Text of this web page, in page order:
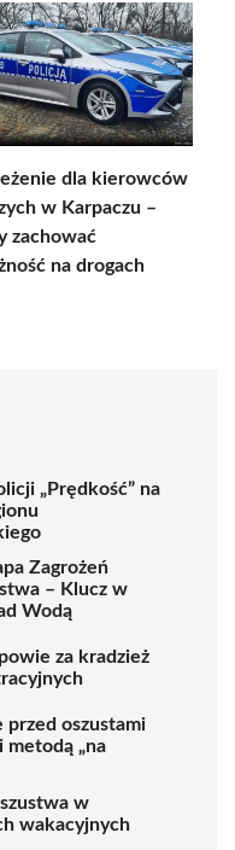
dla kierowców
w Karpaczu –
zachować
na drogach
„Prędkość” na
Zagrożeń
– Klucz w
Wodą
za kradzież
przed oszustami
metodą „na
w
wakacyjnych